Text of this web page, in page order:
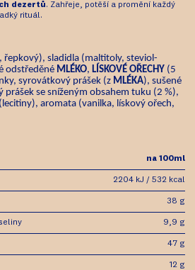
dezertů. Zahřeje, potěší a promění každý
rituál.
řepkový), sladidla (maltitoly, steviol-
odstředěné MLÉKO, LÍSKOVÉ OŘECHY (5
syrovátkový prášek (z MLÉKA), sušené
prášek se sníženým obsahem tuku (2 %),
aromata (vanilka, lískový ořech,
na 100ml
2204 kJ / 532 kcal
38 g
9,9 g
47 g
12 g